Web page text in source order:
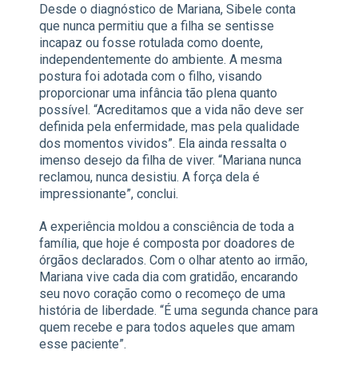
Desde o diagnóstico de Mariana, Sibele conta
que nunca permitiu que a filha se sentisse
incapaz ou fosse rotulada como doente,
independentemente do ambiente. A mesma
postura foi adotada com o filho, visando
proporcionar uma infância tão plena quanto
possível. “Acreditamos que a vida não deve ser
definida pela enfermidade, mas pela qualidade
dos momentos vividos”. Ela ainda ressalta o
imenso desejo da filha de viver. “Mariana nunca
reclamou, nunca desistiu. A força dela é
impressionante”, conclui.
A experiência moldou a consciência de toda a
família, que hoje é composta por doadores de
órgãos declarados. Com o olhar atento ao irmão,
Mariana vive cada dia com gratidão, encarando
seu novo coração como o recomeço de uma
história de liberdade. “É uma segunda chance para
quem recebe e para todos aqueles que amam
esse paciente”.